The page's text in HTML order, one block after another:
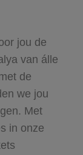
jou de
van álle
de
we jou
Met
in onze